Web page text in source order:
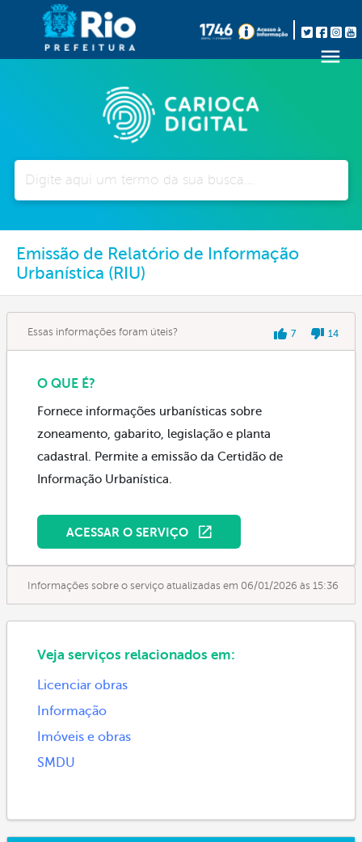
Emissão de Relatório de Informação
Urbanística (RIU)
Essas informações foram úteis? 7 14
O QUE É?
Fornece informações urbanísticas sobre
zoneamento, gabarito, legislação e planta
cadastral. Permite a emissão da Certidão de
Informação Urbanística.
ACESSAR O SERVIÇO
Informações sobre o serviço atualizadas em 06/01/2026 às 15:36
Veja serviços relacionados em:
Licenciar obras
Informação
Imóveis e obras
SMDU